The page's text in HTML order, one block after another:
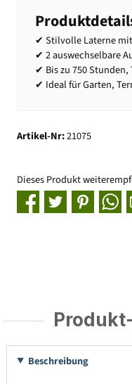
✔ Stilvolle Laterne
✔ 2 auswechselbare
✔ Bis zu 750 Stunden,
✔ Ideal für Garten,
Artikel-Nr:21075
Dieses Produkt
Beschreibung